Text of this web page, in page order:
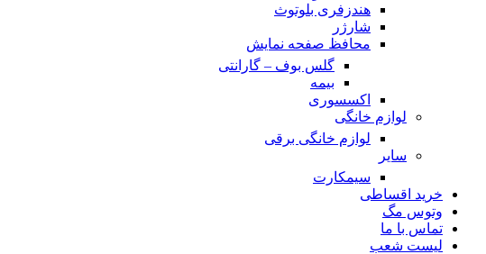
هندزفری بلوتوث
شارژر
محافظ صفحه نمایش
گلس بوف – گارانتی
بیمه
اکسسوری
لوازم خانگی
لوازم خانگی برقی
سایر
سیمکارت
خرید اقساطی
وتوس مگ
تماس با ما
لیست شعب